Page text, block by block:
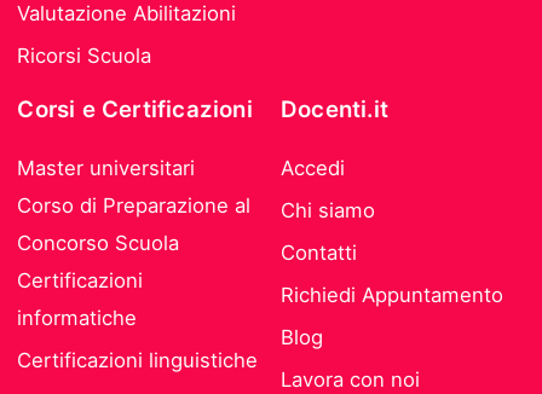
Valutazione Abilitazioni
Ricorsi Scuola
Corsi e Certificazioni
Master universitari
Corso di Preparazione al
Concorso Scuola
Certificazioni
informatiche
Certificazioni linguistiche
Docenti.it
Accedi
Chi siamo
Contatti
Richiedi Appuntamento
Blog
Lavora con noi